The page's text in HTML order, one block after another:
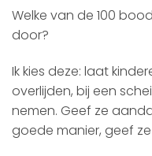
Welke van de 100
door?
Ik kies deze: laat
overlijden, bij een
nemen. Geef ze
goede manier, geef